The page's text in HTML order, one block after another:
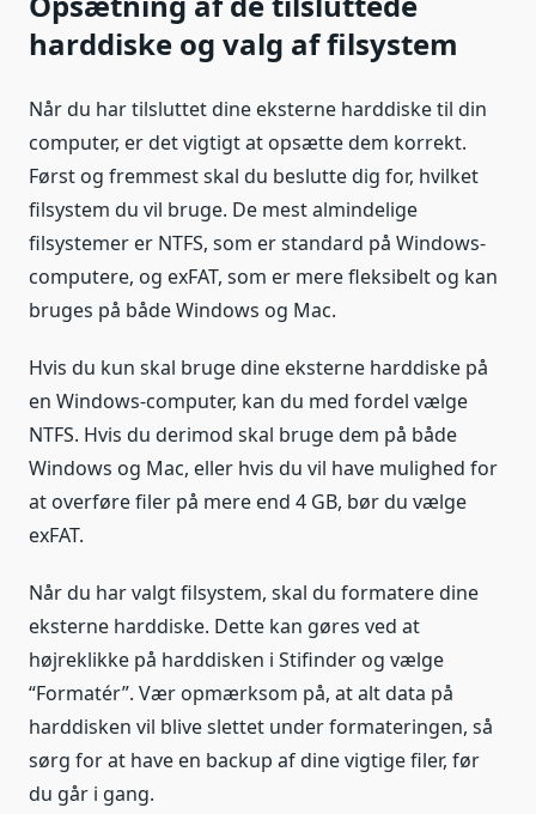
harddiske og valg af filsystem
Når du har tilsluttet dine eksterne harddiske til din
computer, er det vigtigt at opsætte dem korrekt.
Først og fremmest skal du beslutte dig for, hvilket
filsystem du vil bruge. De mest almindelige
filsystemer er NTFS, som er standard på Windows-
computere, og exFAT, som er mere fleksibelt og kan
bruges på både Windows og Mac.
Hvis du kun skal bruge dine eksterne harddiske på
en Windows-computer, kan du med fordel vælge
NTFS. Hvis du derimod skal bruge dem på både
Windows og Mac, eller hvis du vil have mulighed for
at overføre filer på mere end 4 GB, bør du vælge
exFAT.
Når du har valgt filsystem, skal du formatere dine
eksterne harddiske. Dette kan gøres ved at
højreklikke på harddisken i Stifinder og vælge
“Formatér”. Vær opmærksom på, at alt data på
harddisken vil blive slettet under formateringen, så
sørg for at have en backup af dine vigtige filer, før
du går i gang.